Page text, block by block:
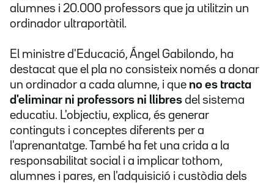
alumnes i 20.000 professors que ja utilitzin un
ordinador ultraportàtil.
El ministre d'Educació, Ángel Gabilondo, ha
destacat que el pla no consisteix només a donar
un ordinador a cada alumne, i que no es tracta
d'eliminar ni professors ni llibres del sistema
educatiu. L'objectiu, explica, és generar
continguts i conceptes diferents per a
l'aprenantatge. També ha fet una crida a la
responsabilitat social i a implicar tothom,
alumnes i pares, en l'adquisició i custòdia dels